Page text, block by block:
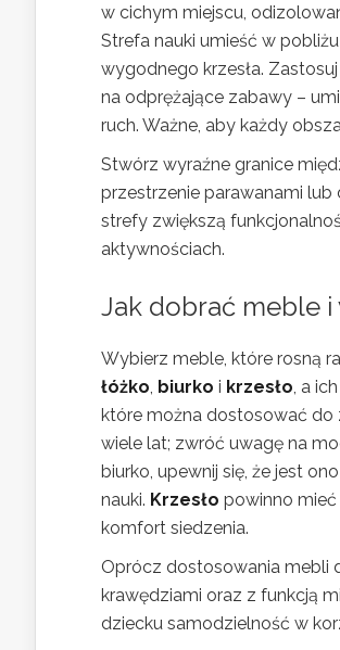
w cichym miejscu,
Strefa nauki umieść w
wygodnego krzesła.
na odprężające zabawy –
ruch. Ważne, aby każdy
Stwórz wyraźne granice
przestrzenie parawanami
strefy zwiększą
aktywnościach.
Jak dobrać meble
Wybierz meble, które rosną
łóżko biurko i krzesło , a
które można dostosować do
wiele lat; zwróć uwagę na
biurko, upewnij się, że jest
nauki. Krzesło powinno
komfort siedzenia.
Oprócz dostosowania mebli
krawędziami oraz z funkcją
dziecku samodzielność w